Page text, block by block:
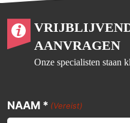
AANVRAGEN
Onze specialisten staan
NAAM * (Vereist)